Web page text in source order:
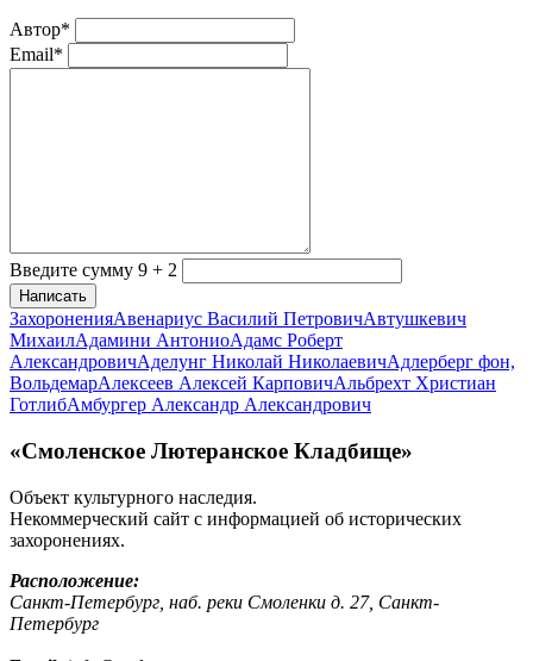
Автор*
Email*
Введите сумму 9 + 2
Написать
ЗахороненияАвенариус Василий ПетровичАвтушкевич
МихаилАдамини АнтониоАдамс Роберт
АлександровичАделунг Николай НиколаевичАдлерберг фон,
ВольдемарАлексеев Алексей КарповичАльбрехт Христиан
ГотлибАмбургер Александр Александрович
«Смоленское Лютеранское Кладбище»
Объект культурного наследия.
Некоммерческий сайт с информацией об исторических
захоронениях.
Расположение:
Санкт-Петербург, наб. реки Смоленки д. 27, Санкт-
Петербург